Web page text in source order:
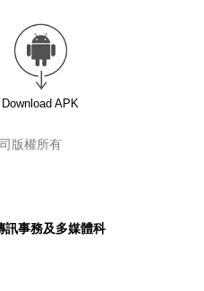
Download APK
版權所有
訊事務及多媒體科